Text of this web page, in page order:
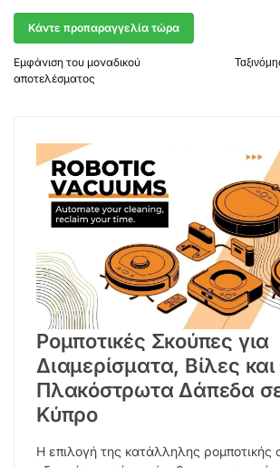
Κάντε προπαραγγελία τώρα
Εμφάνιση του μοναδικού
αποτελέσματος
Ρομποτικές Σκούπες για
Διαμερίσματα, Βίλες και
Πλακόστρωτα Δάπεδα
Κύπρο
Η επιλογή της κατάλληλης ρομποτικής